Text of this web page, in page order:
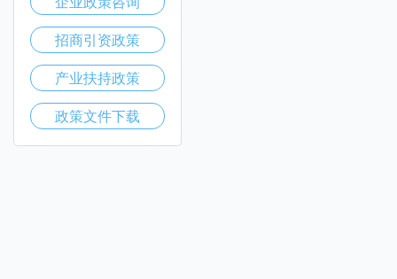
招商引资政策
产业扶持政策
政策文件下载